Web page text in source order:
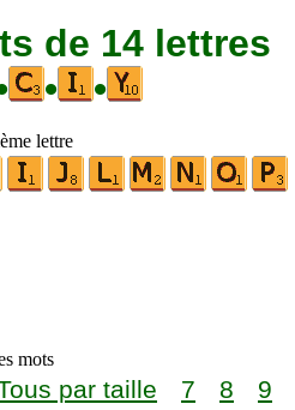
de 14 lettres
• •
lettre
mots
par taille 7 8
9